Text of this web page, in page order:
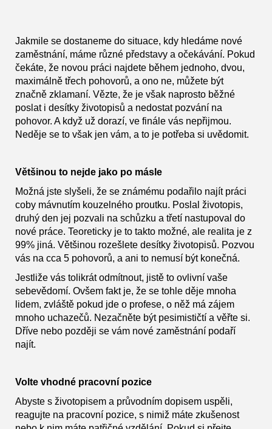
Jakmile se dostaneme do situace, kdy hledáme nové
zaměstnání, máme různé představy a očekávání. Pokud
čekáte, že novou práci najdete během jednoho, dvou,
maximálně třech pohovorů, a ono ne, můžete být
značně zklamaní. Vězte, že je však naprosto běžné
poslat i desítky životopisů a nedostat pozvání na
pohovor. A když už dorazí, ve finále vás nepřijmou.
Neděje se to však jen vám, a to je potřeba si uvědomit.
Většinou to nejde jako po másle
Možná jste slyšeli, že se známému podařilo najít práci
coby mávnutím kouzelného proutku. Poslal životopis,
druhý den jej pozvali na schůzku a třetí nastupoval do
nové práce. Teoreticky je to takto možné, ale realita je z
99% jiná. Většinou rozešlete desítky životopisů. Pozvou
vás na cca 5 pohovorů, a ani to nemusí být konečná.
Jestliže vás tolikrát odmítnout, jistě to ovlivní vaše
sebevědomí. Ovšem fakt je, že se tohle děje mnoha
lidem, zvláště pokud jde o profese, o něž má zájem
mnoho uchazečů. Nezačněte být pesimističtí a věřte si.
Dříve nebo později se vám nové zaměstnání podaří
najít.
Volte vhodné pracovní pozice
Abyste s životopisem a průvodním dopisem uspěli,
reagujte na pracovní pozice, s nimiž máte zkušenost